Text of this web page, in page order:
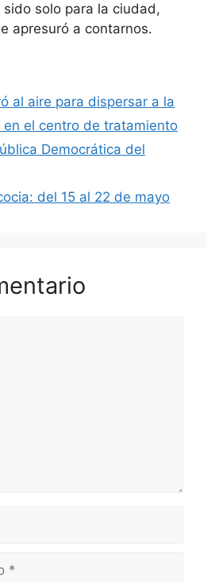
solo para la ciudad,
apresuró a contarnos.
al aire para dispersar a la
el centro de tratamiento
Democrática del
del 15 al 22 de mayo